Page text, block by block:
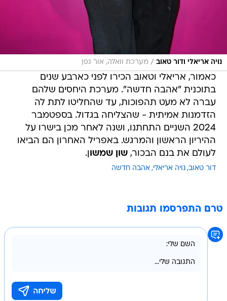
נויה אריאלי ודור טאוב / מערכת וואלה, אור גפן
כאמור, אריאלי וטאוב הכירו לפני כארבע שנים
בתוכנית "אהבה חדשה". מערכת היחסים שלהם
עברה לא מעט תהפוכות, עד שהחליטו לתת לה
הזדמנות אמיתית - שהצליחה בגדול. בספטמבר
2024 השניים התחתנו, ושנה לאחר מכן בישרו על
ההיריון הראשון והמרגש. באפריל האחרון הם הביאו
לעולם את בנם הבכור,שון שמשו ן.
דור טאוב נויה אריאלי אהבה חדשה
טרם התפרסמו תגובות